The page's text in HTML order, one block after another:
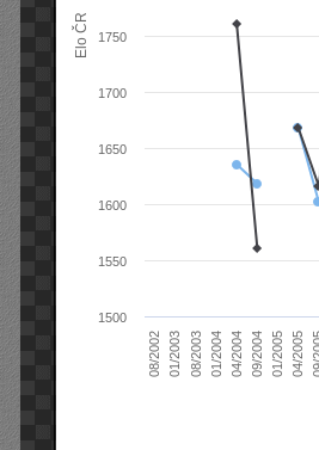
Elo ČR
08/2002 01/2003 08/2003 01/2004 04/2004 09/2004 01/2005 04/2005
1500
1550
1600
1650
1700
1750